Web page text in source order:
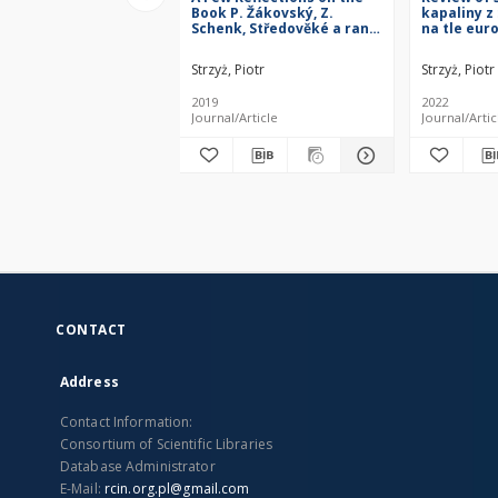
Book P. Žákovský, Z.
Schenk, Středověké a raně
od kolapsu Velké Moravy
Přerov, Brno 2017, pp. 175 :
[recenzja]
Strzyż, Piotr
2019
Journal/Article
kapaliny z
na tle
Europe.
pp. 467 :
Strzyż, Piotr
2022
Journal/
CONTACT
Address
Contact Information:
Consortium of Scientific Libraries
Database Administrator
E-Mail: rcin.org.pl@gmail.com